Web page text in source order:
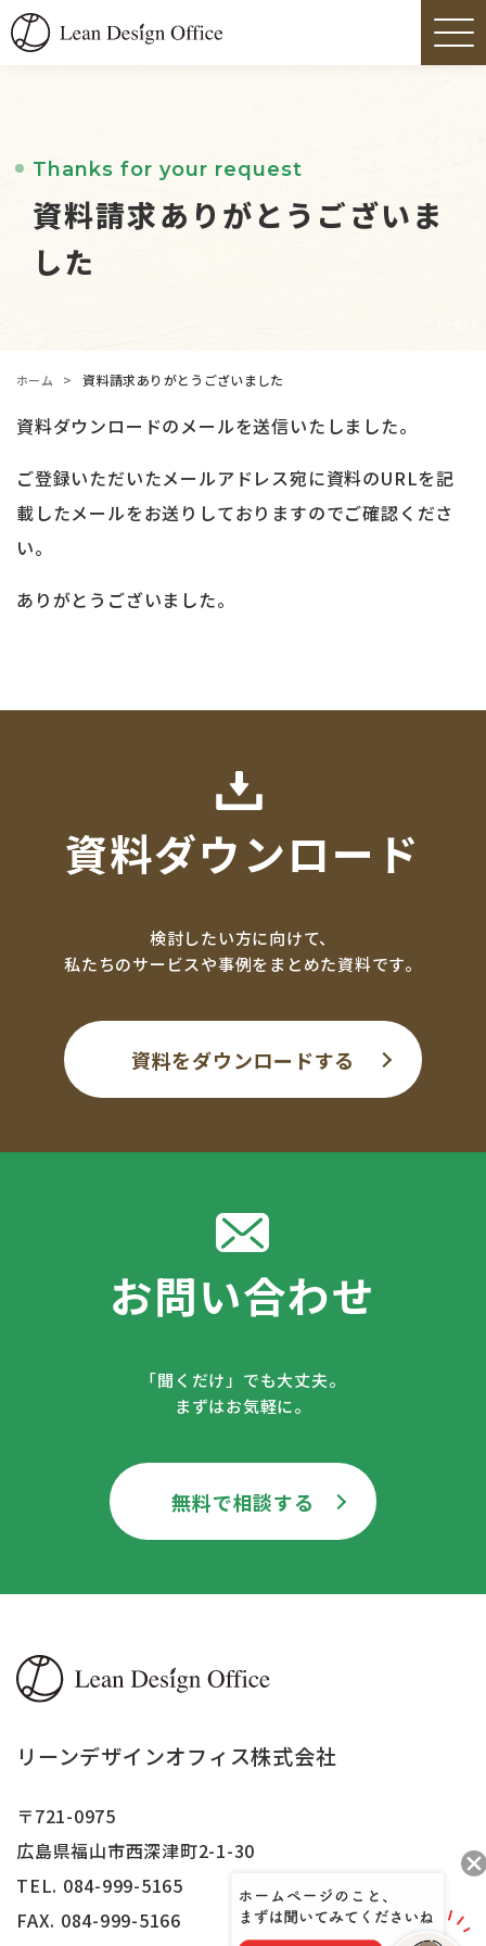
Thanks for your request
資料請求ありがとうございま
した
ホーム > 資料請求ありがとうございました
資料ダウンロードのメールを送信いたしました。
ご登録いただいたメールアドレス宛に資料のURLを記
載したメールをお送りしておりますのでご確認くださ
い。
ありがとうございました。
資料ダウンロード
検討したい方に向けて、
私たちのサービスや事例をまとめた資料です。
資料をダウンロードする
お問い合わせ
「聞くだけ」でも大丈夫。
まずはお気軽に。
無料で相談する
リーンデザインオフィス株式会社
〒721-0975
広島県福山市西深津町2-1-30
TEL. 084-999-5165
FAX. 084-999-5166